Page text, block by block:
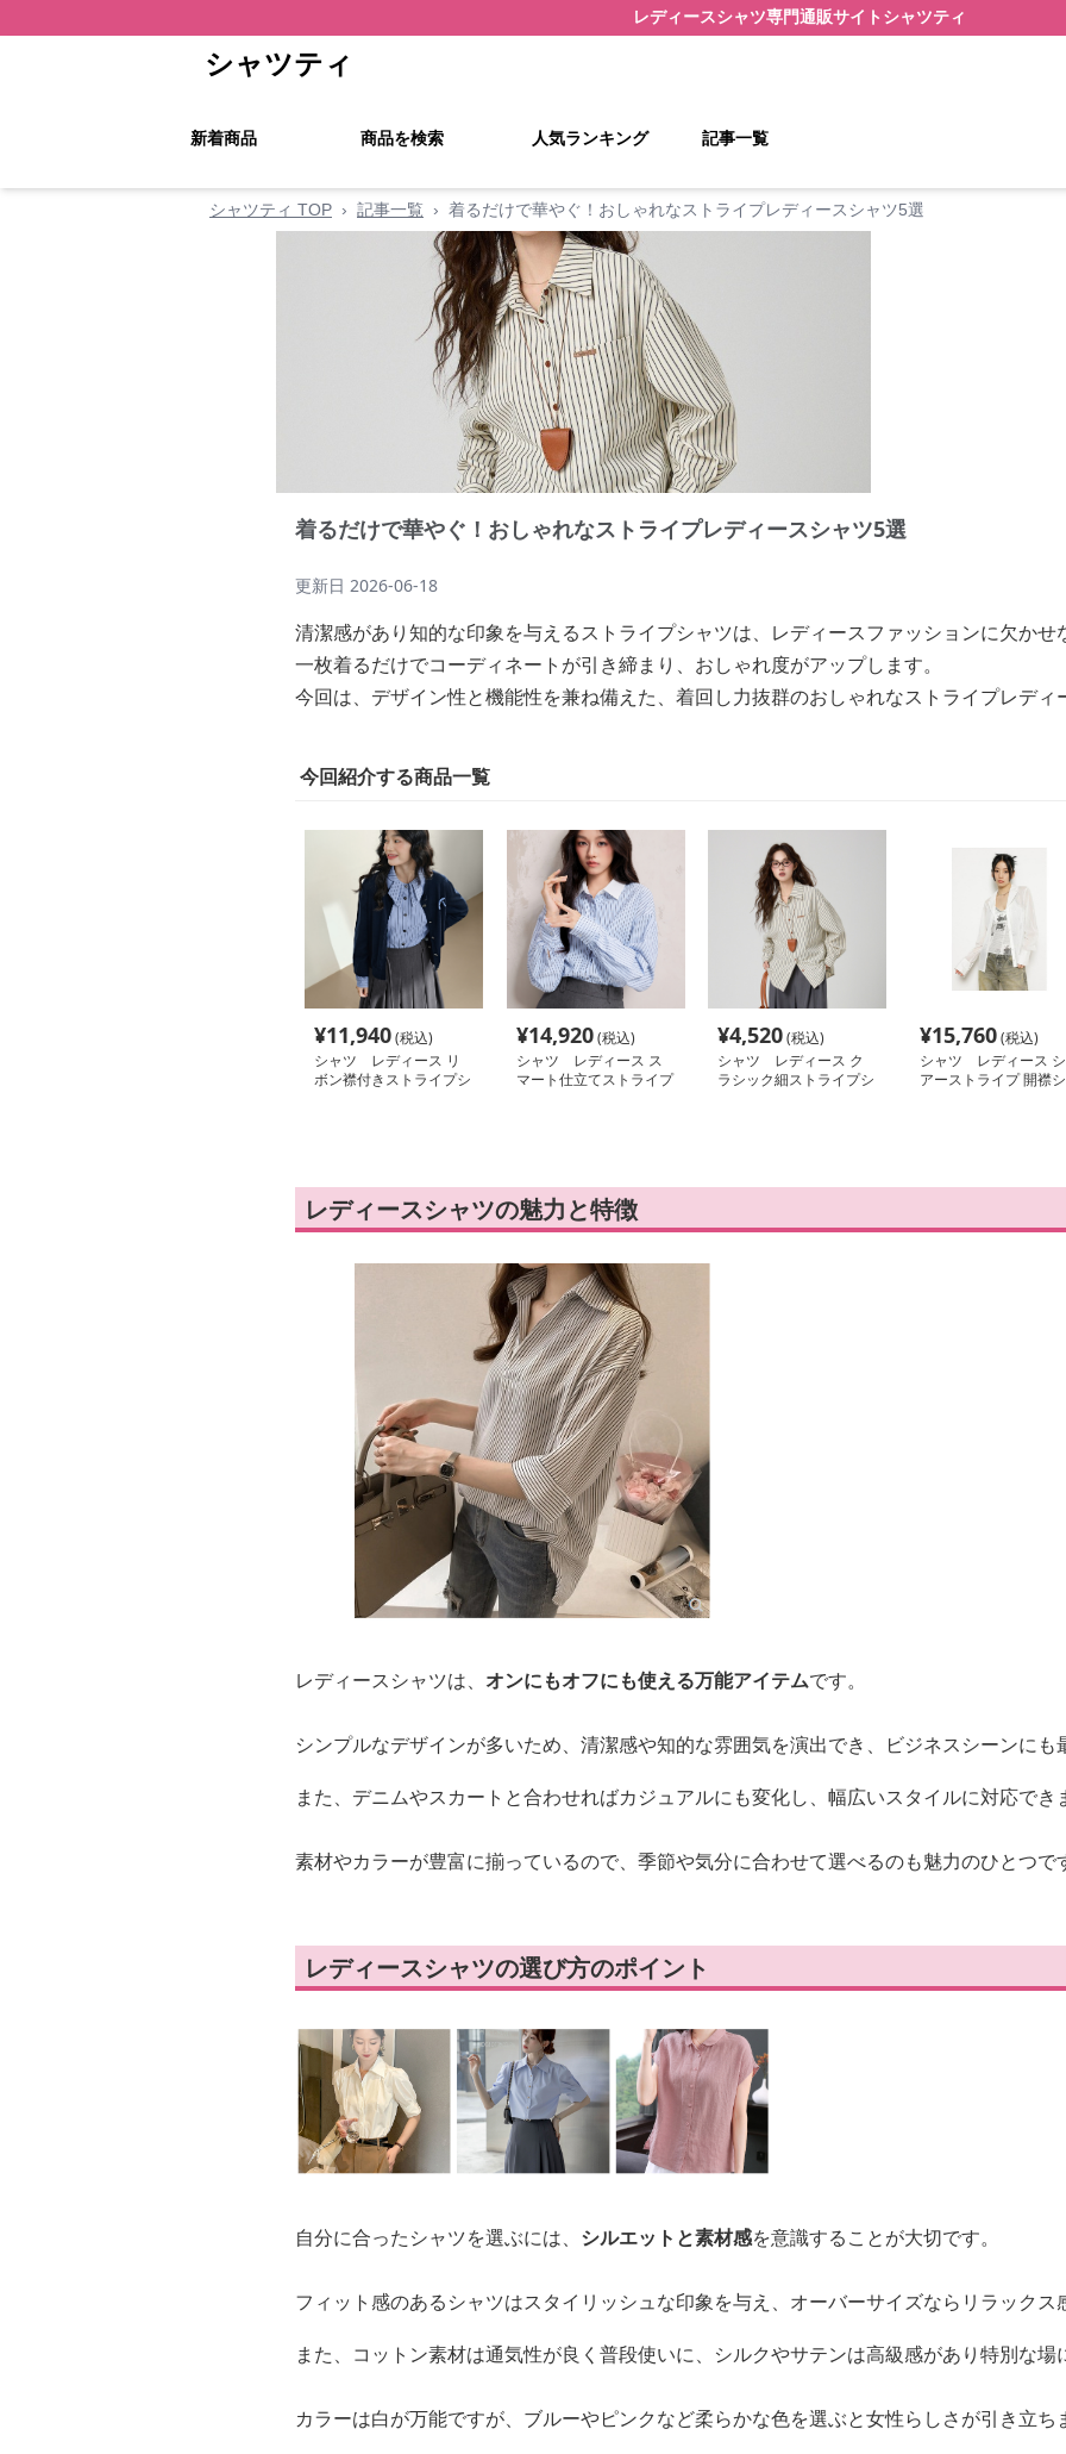
レディースシャツ専門通販サイト シャツティ
シャツティ
新着商品 商品を検索 人気ランキング 記事一覧
シャツティ TOP › 記事一覧 › 着るだけで華やぐ！おしゃれなストライプレディースシャツ5選
着るだけで華やぐ！おしゃれなストライプレディースシャツ5選
更新日 2026-06-18
清潔感があり知的な印象を与えるストライプシャツは、レディースファッションに欠かせ
一枚着るだけでコーディネートが引き締まり、おしゃれ度がアップします。
今回は、デザイン性と機能性を兼ね備えた、着回し力抜群のおしゃれなストライプレデ
今回紹介する商品一覧
¥11,940(税込)
シャツ レディース リ
ボン襟付きストライプシ
¥14,920(税込)
シャツ レディース ス
マート仕立てストライプ
¥4,520(税込)
シャツ レディース ク
ラシック細ストライプシ
¥15,760(税込)
シャツ レディース シ
アーストライプ 開襟シ
レディースシャツの魅力と特徴
レディースシャツは、 オンにもオフにも使える万能アイテムです。
シンプルなデザインが多いため、清潔感や知的な雰囲気を演出でき、ビジネスシーンにも
また、デニムやスカートと合わせればカジュアルにも変化し、幅広いスタイルに対応でき
素材やカラーが豊富に揃っているので、季節や気分に合わせて選べるのも魅力のひとつで
レディースシャツの選び方のポイント
自分に合ったシャツを選ぶには、 シルエットと素材感を意識することが大切です。
フィット感のあるシャツはスタイリッシュな印象を与え、オーバーサイズならリラックス
また、コットン素材は通気性が良く普段使いに、シルクやサテンは高級感があり特別な場
カラーは白が万能ですが、ブルーやピンクなど柔らかな色を選ぶと女性らしさが引き立ち